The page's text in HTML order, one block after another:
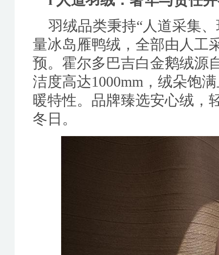
羽绒品类秉持“人道采集
量冰岛雁鸭绒，全部由人工
预。霍尔多巴吉白金鹅绒源
洁度高达1000mm，绒朵饱
暖特性。品牌臻选安心绒，
冬日。